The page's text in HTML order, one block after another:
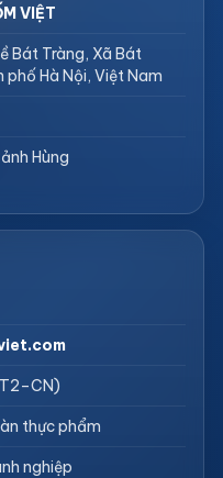
VIỆT
Bát Tràng, Xã Bát
phố Hà Nội, Việt Nam
Hùng
thực phẩm
nghiệp